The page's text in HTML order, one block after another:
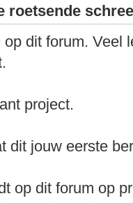
roetsende
op dit forum. Veel
project.
dit jouw eerste
op dit forum op